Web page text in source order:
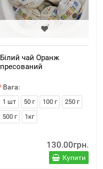
Білий чай Оранж
пресований
Вага:
1 шт 50 г 100 г
250 г
500 г
1кг
130.00грн.
Купити